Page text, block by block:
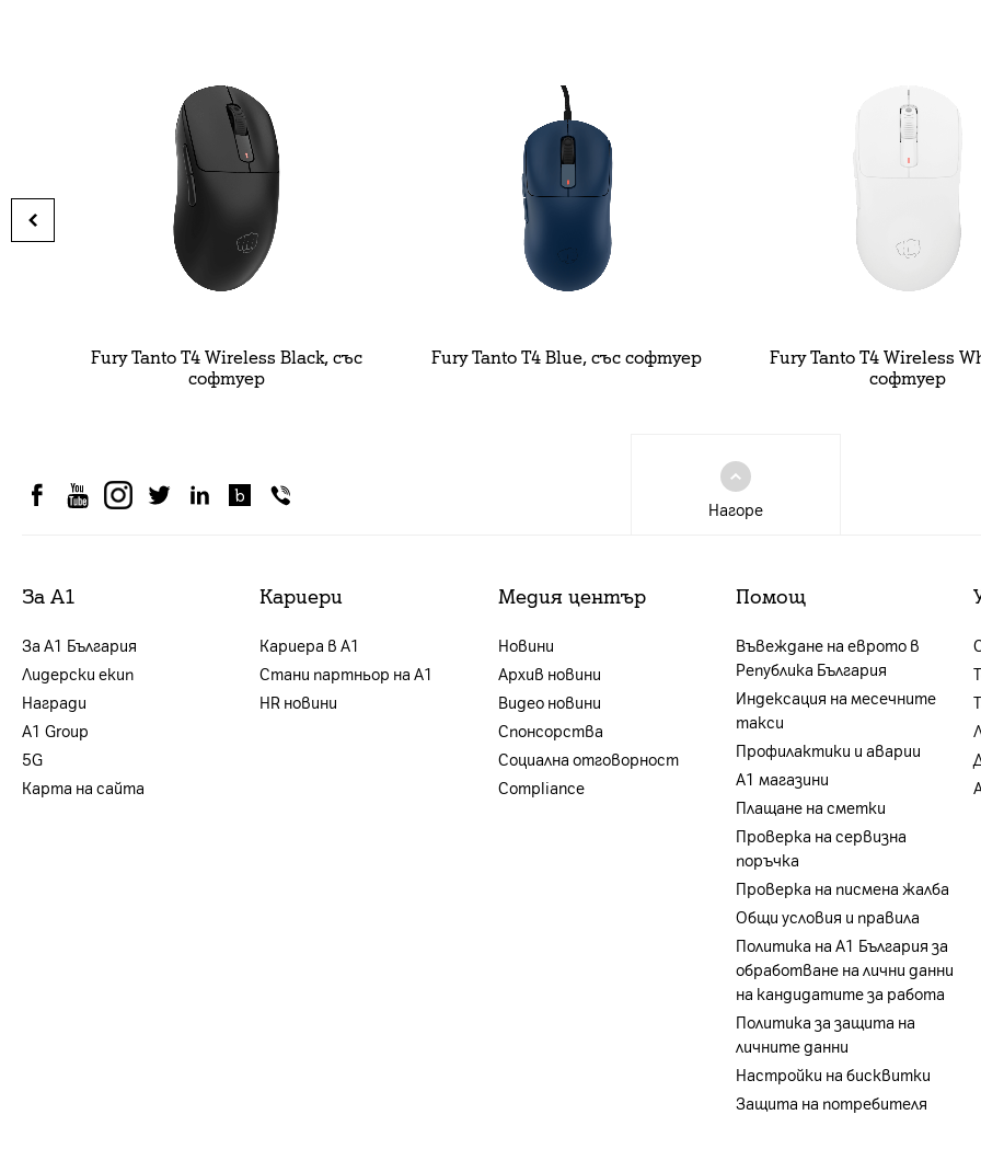
Fury Tanto T4 Wireless Black, със
софтуер
Fury Tanto T4 Blue, със софтуер
Fury Tanto T4 Wireless
софтуер
Нагоре
За А1
За А1 България
Лидерски екип
Награди
А1 Group
5G
Карта на сайта
Кариери
Кариера в А1
Стани партньор на А1
HR новини
Медия център
Новини
Архив новини
Видео новини
Спонсорства
Социална отговорност
Compliance
Помощ
Въвеждане на еврото в
Република България
Индексация на месечните
такси
Профилактики и аварии
А1 магазини
Плащане на сметки
Проверка на сервизна
поръчка
Проверка на писмена жалба
Общи условия и правила
Политика на A1 България за
обработване на лични данни
на кандидатите за работа
Политика за защита на
личните данни
Настройки на бисквитки
Защита на потребителя